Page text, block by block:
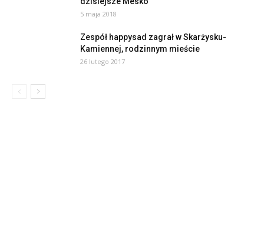
5 maja 2018
Zespół happysad zagrał w Skarżysku-
Kamiennej, rodzinnym mieście
26 lutego 2017